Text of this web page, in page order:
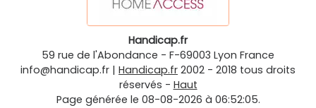
Handicap.fr
59 rue de l'Abondance - F-69003 Lyon France
info@handicap.fr | Handicap.fr 2002 - 2018 tous droits
réservés - Haut
Page générée le 08-08-2026 à 06:52:05.